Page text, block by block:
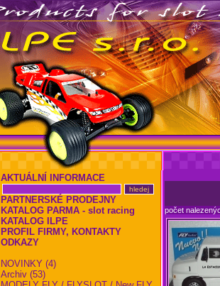
AKTUÁLNÍ INFORMACE
PARTNERSKÉ PRODEJNY
KATALOG PARMA - slot racing
KATALOG ILPE
PROFIL FIRMY, KONTAKTY
ODKAZY
NOVINKY (4)
Archiv (53)
počet